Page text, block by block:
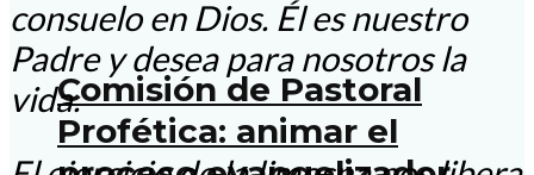
Comisión de Pastoral
Profética: animar el
consuelo en Dios. Él es nuestro
Padre y desea para nosotros la
vida.